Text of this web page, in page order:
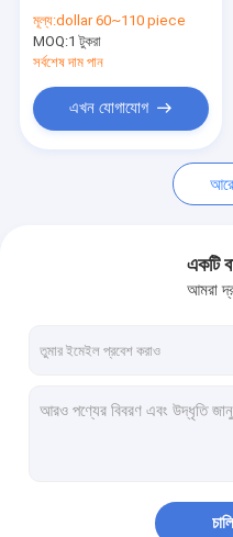
মোটর গিয়ারবক্স যন্ত্রাংশ
20 হোল মোটর কভার
মূল্য:dollar 60~110 piece
MOQ:1 টুকরা
সর্বশেষ দাম পান
এখন যোগাযোগ
একটি
আমরা